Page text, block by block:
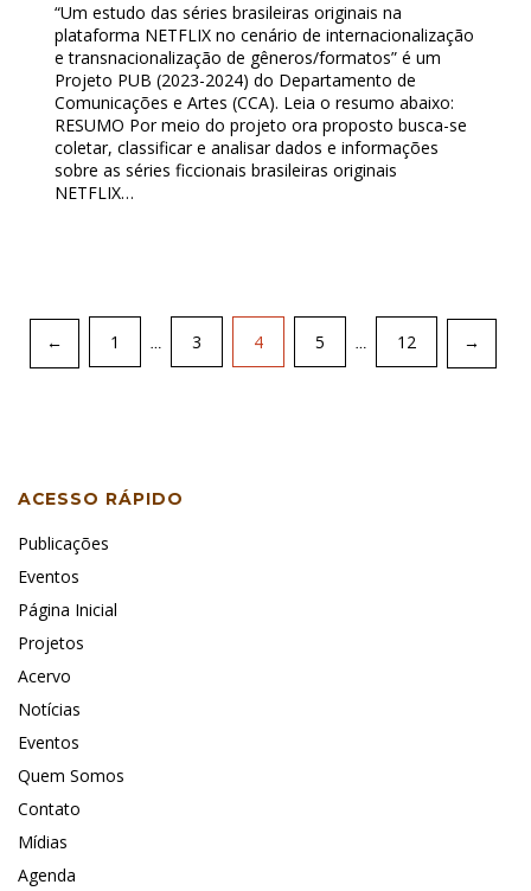
“Um estudo das séries brasileiras originais na
plataforma NETFLIX no cenário de internacionalização
e transnacionalização de gêneros/formatos” é um
Projeto PUB (2023-2024) do Departamento de
Comunicações e Artes (CCA). Leia o resumo abaixo:
RESUMO Por meio do projeto ora proposto busca-se
coletar, classificar e analisar dados e informações
sobre as séries ficcionais brasileiras originais
NETFLIX…
Paginação
de
← 1 … 3 4 5 … 12 →
ACESSO RÁPIDO
Publicações
Eventos
Página Inicial
Projetos
Acervo
Notícias
Eventos
Quem Somos
Contato
Mídias
Agenda